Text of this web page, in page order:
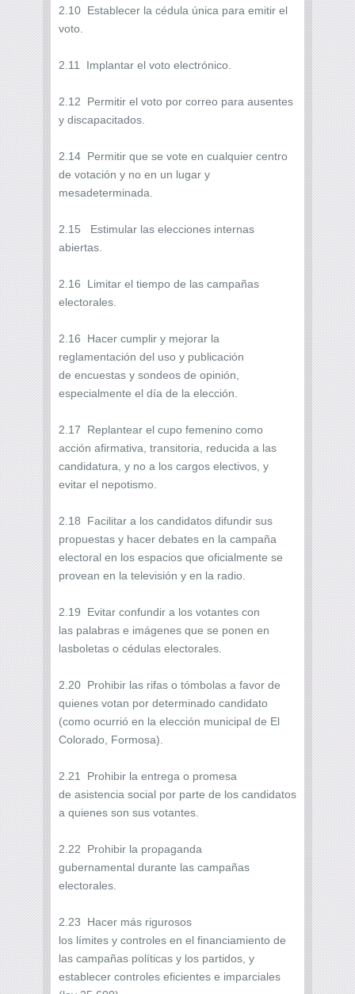
2.10 Establecer la cédula única para emitir el
voto.
2.11 Implantar el voto electrónico.
2.12 Permitir el voto por correo para ausentes
y discapacitados.
2.14 Permitir que se vote en cualquier centro
de votación y no en un lugar y
mesadeterminada.
2.15 Estimular las elecciones internas
abiertas.
2.16 Limitar el tiempo de las campañas
electorales.
2.16 Hacer cumplir y mejorar la
reglamentación del uso y publicación
de encuestas y sondeos de opinión,
especialmente el día de la elección.
2.17 Replantear el cupo femenino como
acción afirmativa, transitoria, reducida a las
candidatura, y no a los cargos electivos, y
evitar el nepotismo.
2.18 Facilitar a los candidatos difundir sus
propuestas y hacer debates en la campaña
electoral en los espacios que oficialmente se
provean en la televisión y en la radio.
2.19 Evitar confundir a los votantes con
las palabras e imágenes que se ponen en
lasboletas o cédulas electorales.
2.20 Prohibir las rifas o tómbolas a favor de
quienes votan por determinado candidato
(como ocurrió en la elección municipal de El
Colorado, Formosa).
2.21 Prohibir la entrega o promesa
de asistencia social por parte de los candidatos
a quienes son sus votantes.
2.22 Prohibir la propaganda
gubernamental durante las campañas
electorales.
2.23 Hacer más rigurosos
los límites y controles en el financiamiento de
las campañas políticas y los partidos, y
establecer controles eficientes e imparciales